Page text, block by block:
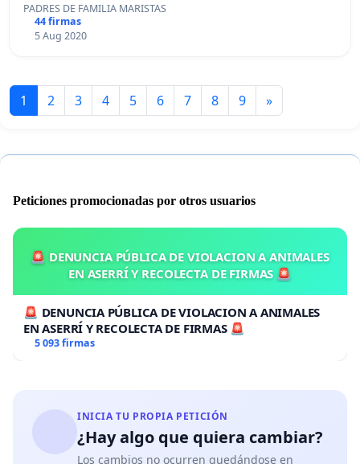
PADRES DE FAMILIA MARISTAS
44 firmas
5 Aug 2020
1 2 3 4 5 6 7 8 9 »
Peticiones promocionadas por otros usuarios
🚨 DENUNCIA PÚBLICA DE VIOLACION A ANIMALES
EN ASERRÍ Y RECOLECTA DE FIRMAS 🚨
🚨 DENUNCIA PÚBLICA DE VIOLACION A ANIMALES
EN ASERRÍ Y RECOLECTA DE FIRMAS 🚨
5 093 firmas
INICIA TU PROPIA PETICIÓN
¿Hay algo que quiera cambiar?
Los cambios no ocurren quedándose en